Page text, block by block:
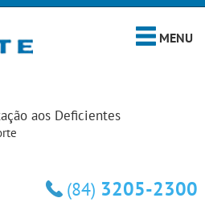
MENU
aos Deficientes
(84) 3205-2300